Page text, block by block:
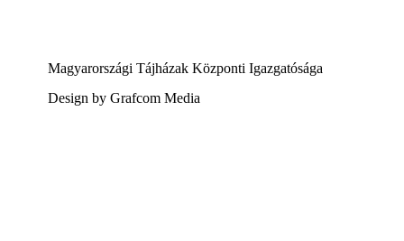
Magyarországi Tájházak Központi Igazgatósága
Design by Grafcom Media